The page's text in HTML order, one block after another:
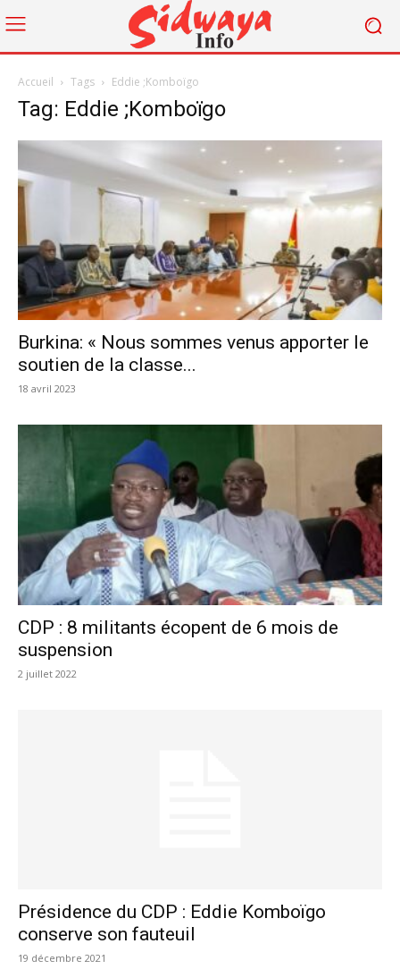
Accueil Tags Eddie ;Komboïgo
Tag: Eddie ;Komboïgo
Burkina: « Nous sommes venus apporter le
soutien de la classe...
18 avril 2023
CDP : 8 militants écopent de 6 mois de
suspension
2 juillet 2022
Présidence du CDP : Eddie Komboïgo
conserve son fauteuil
19 décembre 2021